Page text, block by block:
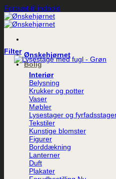
Fortsæt til indhold
Ønskehjørnet
Bolig
Interiør
Belysning
Krukker og potter
Vaser
Møbler
Lysestager og
Tekstiler
Kunstige blomster
Figurer
Borddækning
Lanterner
Duft
Plakater
Filter